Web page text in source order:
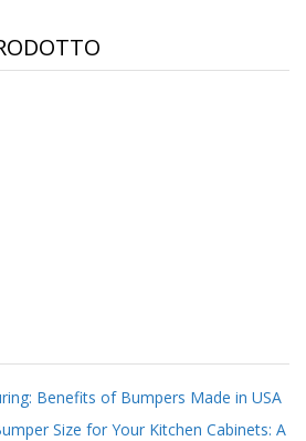
Benefits of Bumpers Made in USA
Size for Your Kitchen Cabinets: A